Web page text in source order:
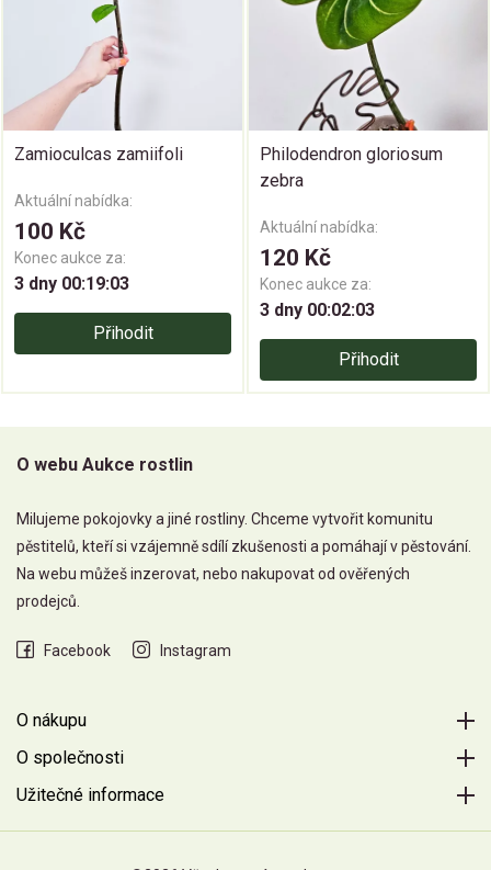
Zamioculcas zamiifoli
Aktuální nabídka:
100 Kč
Konec aukce za:
3 dny 00:19:02
Přihodit
Philodendron gloriosum
zebra
Aktuální nabídka:
120 Kč
Konec aukce za:
3 dny 00:02:02
Přihodit
O webu Aukce rostlin
Milujeme pokojovky a jiné rostliny. Chceme vytvořit komunitu
pěstitelů, kteří si vzájemně sdílí zkušenosti a pomáhají v pěstování.
Na webu můžeš inzerovat, nebo nakupovat od ověřených
prodejců.
Facebook Instagram
O nákupu
O společnosti
Užitečné informace